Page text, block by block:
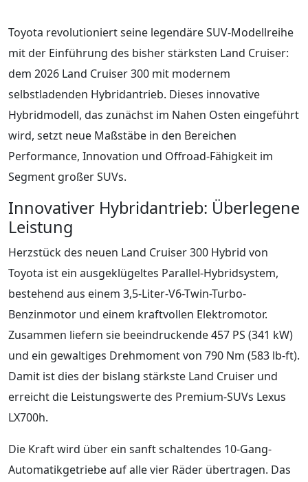
Toyota revolutioniert seine legendäre SUV-Modellreihe
mit der Einführung des bisher stärksten Land Cruiser:
dem 2026 Land Cruiser 300 mit modernem
selbstladenden Hybridantrieb. Dieses innovative
Hybridmodell, das zunächst im Nahen Osten eingeführt
wird, setzt neue Maßstäbe in den Bereichen
Performance, Innovation und Offroad-Fähigkeit im
Segment großer SUVs.
Innovativer Hybridantrieb: Überlegene
Leistung
Herzstück des neuen Land Cruiser 300 Hybrid von
Toyota ist ein ausgeklügeltes Parallel-Hybridsystem,
bestehend aus einem 3,5-Liter-V6-Twin-Turbo-
Benzinmotor und einem kraftvollen Elektromotor.
Zusammen liefern sie beeindruckende 457 PS (341 kW)
und ein gewaltiges Drehmoment von 790 Nm (583 lb-ft).
Damit ist dies der bislang stärkste Land Cruiser und
erreicht die Leistungswerte des Premium-SUVs Lexus
LX700h.
Die Kraft wird über ein sanft schaltendes 10-Gang-
Automatikgetriebe auf alle vier Räder übertragen. Das